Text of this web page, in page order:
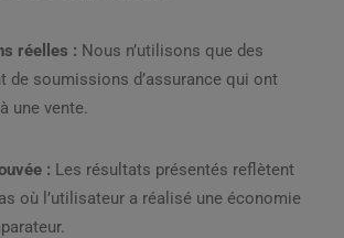
réelles : Nous n’utilisons que des
de soumissions d’assurance qui ont
une vente.
: Les résultats présentés reflètent
où l’utilisateur a réalisé une économie